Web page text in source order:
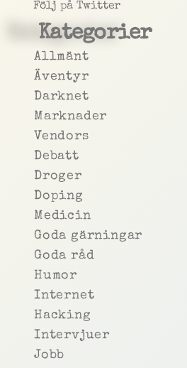
Följ på Twitter
Kategorier
Allmänt
Äventyr
Darknet
Marknader
Vendors
Debatt
Droger
Doping
Medicin
Goda gärningar
Goda råd
Humor
Internet
Hacking
Intervjuer
Jobb